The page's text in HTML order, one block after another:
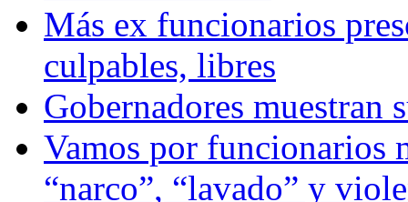
Más ex funcionarios
culpables, libres
Gobernadores muestran
Vamos por funcionarios
“narco”, “lavado” y